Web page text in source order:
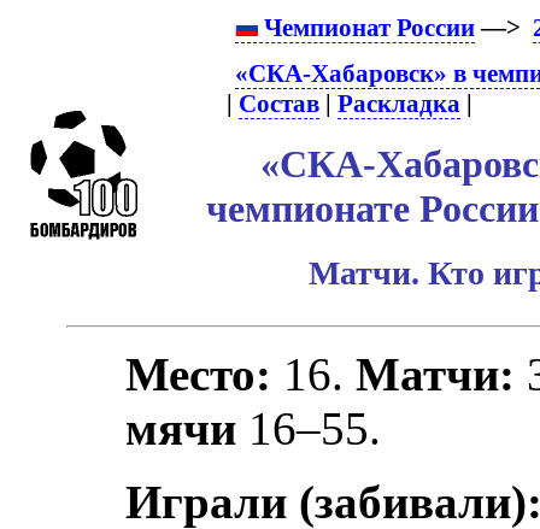
Чемпионат России—>
«СКА-Хабаровск» в
| Состав |Раскладка |
«СКА-
чемпионате
Матчи. Кто
Место: 16.Матчи:
мячи 16–55.
Играли